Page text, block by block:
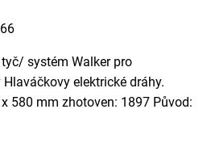
systém Walker pro
elektrické dráhy.
580 mm zhotoven: 1897 Původ: